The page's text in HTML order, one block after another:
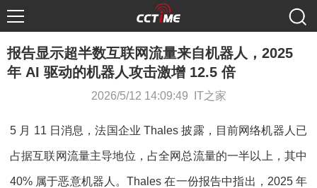
报告显示超半数互联网流量来自机器人，2025
年 AI 驱动的机器人攻击激增 12.5 倍
2026/5/12 14:09:49 IT之家
5 月 11 日消息，法国企业 Thales 披露，目前网络机器人已
占据互联网流量主导地位，占全网总流量的一半以上，其中
40% 属于恶意机器人。Thales 在一份报告中指出，2025 年